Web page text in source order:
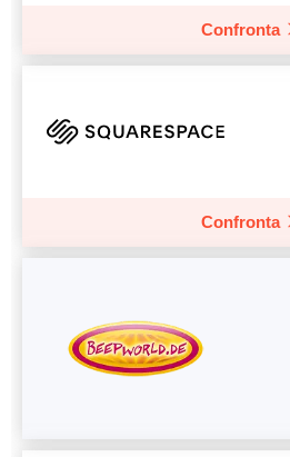
Confronta
Confronta